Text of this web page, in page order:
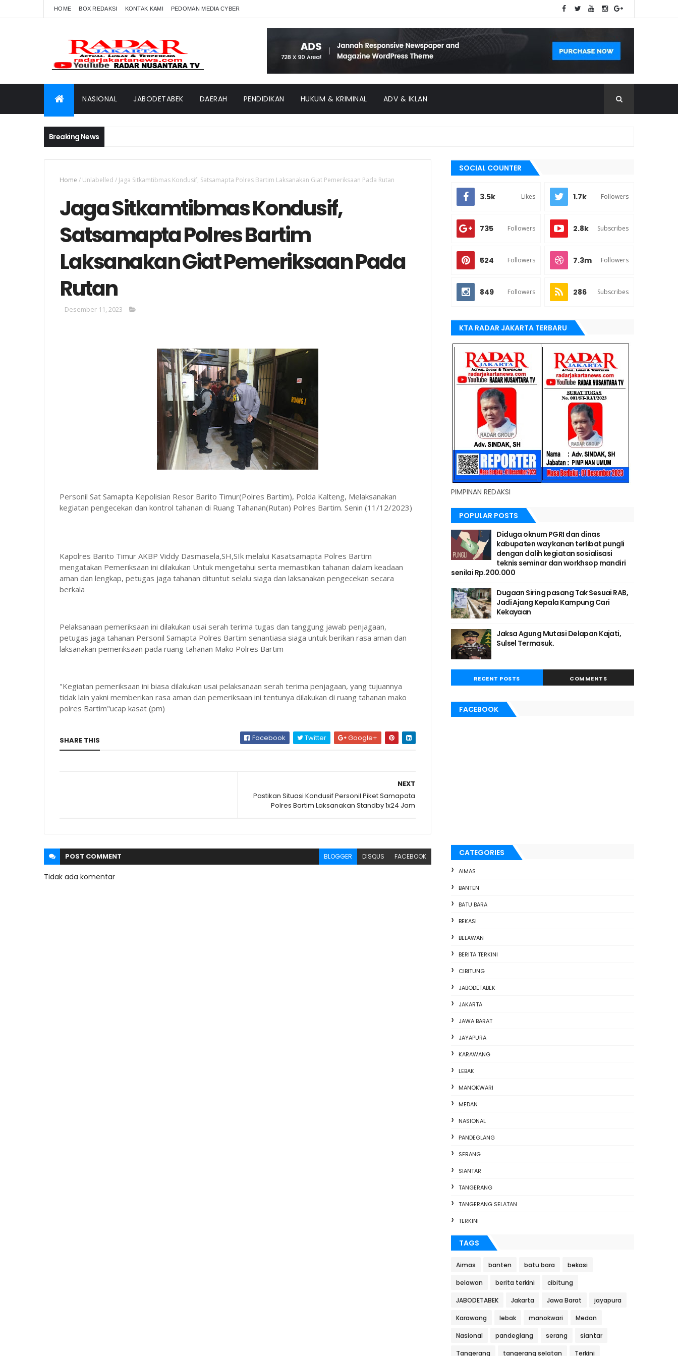
HOME BOX REDAKSI KONTAK KAMI PEDOMAN MEDIA CYBER
NASIONAL JABODETABEK DAERAH PENDIDIKAN HUKUM & KRIMINAL ADV & IKLAN
Breaking News
Home / Unlabelled / Jaga Sitkamtibmas Kondusif, Satsamapta Polres Bartim Laksanakan Giat Pemeriksaan Pada Rutan
Jaga Sitkamtibmas Kondusif,
Satsamapta Polres Bartim
Laksanakan Giat Pemeriksaan Pada
Rutan
Desember 11, 2023
Personil Sat Samapta Kepolisian Resor Barito Timur(Polres Bartim), Polda Kalteng, Melaksanakan
kegiatan pengecekan dan kontrol tahanan di Ruang Tahanan(Rutan) Polres Bartim. Senin (11/12/2023)
Kapolres Barito Timur AKBP Viddy Dasmasela,SH,SIk melalui Kasatsamapta Polres Bartim
mengatakan Pemeriksaan ini dilakukan Untuk mengetahui serta memastikan tahanan dalam keadaan
aman dan lengkap, petugas jaga tahanan dituntut selalu siaga dan laksanakan pengecekan secara
berkala
Pelaksanaan pemeriksaan ini dilakukan usai serah terima tugas dan tanggung jawab penjagaan,
petugas jaga tahanan Personil Samapta Polres Bartim senantiasa siaga untuk berikan rasa aman dan
laksanakan pemeriksaan pada ruang tahanan Mako Polres Bartim
"Kegiatan pemeriksaan ini biasa dilakukan usai pelaksanaan serah terima penjagaan, yang tujuannya
tidak lain yakni memberikan rasa aman dan pemeriksaan ini tentunya dilakukan di ruang tahanan mako
polres Bartim"ucap kasat (pm)
SHARE THIS Facebook Twitter Google+
NEXT
Pastikan Situasi Kondusif Personil Piket Samapata
Polres Bartim Laksanakan Standby 1x24 Jam
POST COMMENT BLOGGER DISQUS FACEBOOK
Tidak ada komentar
SOCIAL COUNTER
3.5k Likes 1.7k Followers
735 Followers 2.8k Subscribes
524 Followers 7.3m Followers
849 Followers 286 Subscribes
KTA RADAR JAKARTA TERBARU
PIMPINAN REDAKSI
POPULAR POSTS
Diduga oknum PGRI dan dinas
kabupaten way kanan terlibat pungli
dengan dalih kegiatan sosialisasi
teknis seminar dan workhsop mandiri
senilai Rp.200.000
Dugaan Siring pasang Tak Sesuai RAB,
Jadi Ajang Kepala Kampung Cari
Kekayaan
Jaksa Agung Mutasi Delapan Kajati,
Sulsel Termasuk.
RECENT POSTS COMMENTS
FACEBOOK
CATEGORIES
AIMAS
BANTEN
BATU BARA
BEKASI
BELAWAN
BERITA TERKINI
CIBITUNG
JABODETABEK
JAKARTA
JAWA BARAT
JAYAPURA
KARAWANG
LEBAK
MANOKWARI
MEDAN
NASIONAL
PANDEGLANG
SERANG
SIANTAR
TANGERANG
TANGERANG SELATAN
TERKINI
TAGS
Aimas banten batu bara bekasi
belawan berita terkini cibitung
JABODETABEK Jakarta Jawa Barat jayapura
Karawang lebak manokwari Medan
Nasional pandeglang serang siantar
Tangerang tangerang selatan Terkini